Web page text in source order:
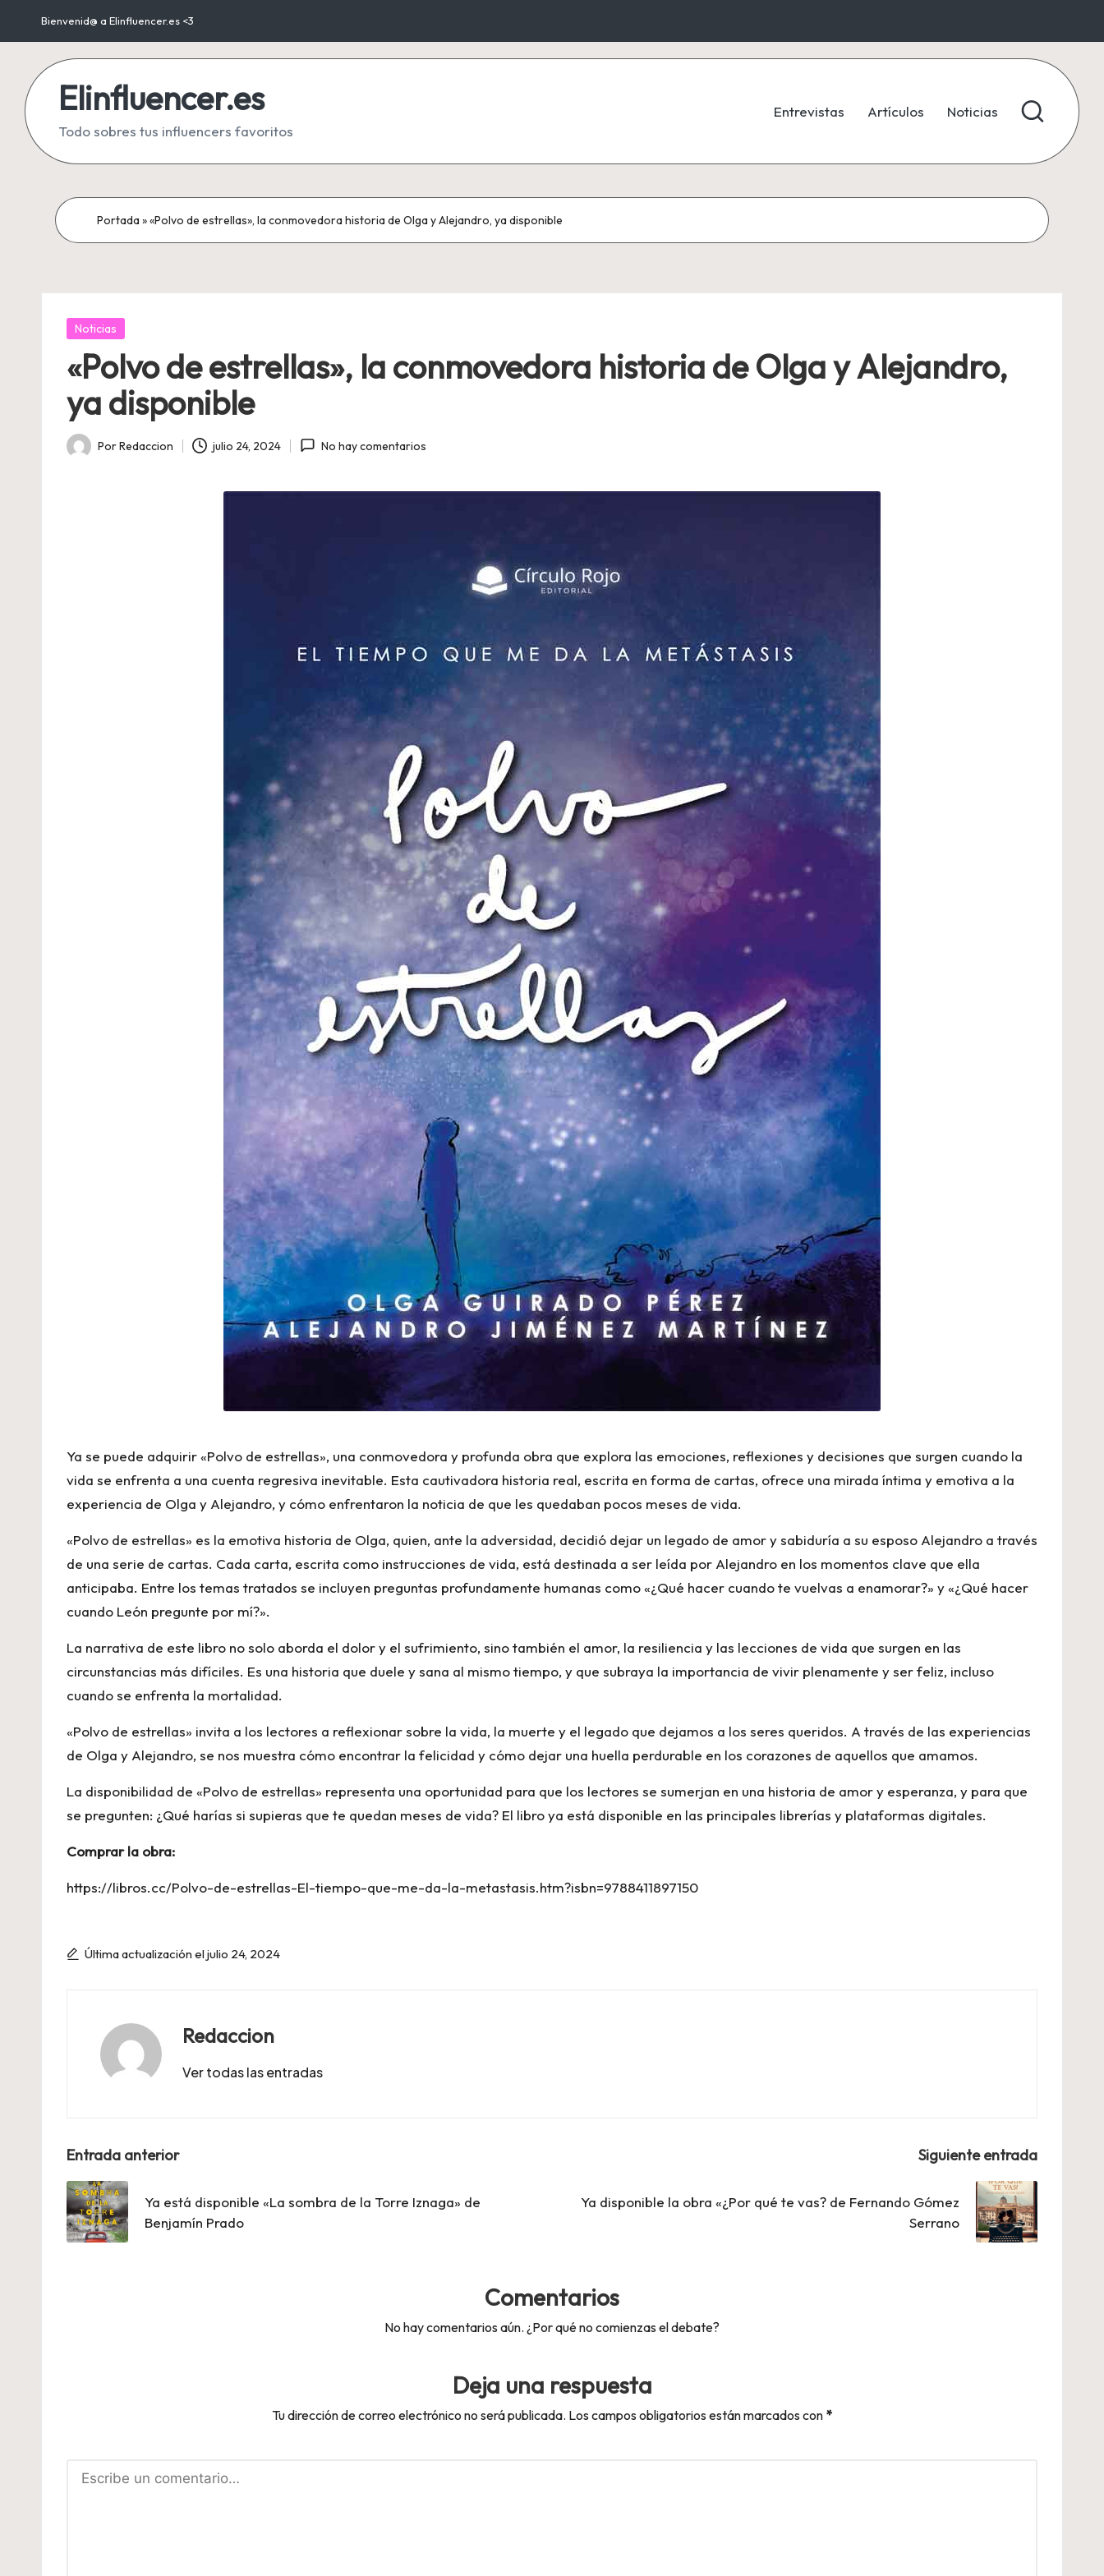
Saltar
contenido
Bienvenid@ a Elinfluencer.es <3
Elinfluencer.es
Todo sobres tus influencers favoritos
Entrevistas Artículos Noticias
Portada»«Polvo de estrellas», la conmovedora historia de Olga y Alejandro, ya disponible
Publicada
Noticias
«Polvo de estrellas», la conmovedora historia de Olga y Alejandro,
ya disponible
Publicado
PorRedaccion julio 24, 2024 No hay comentarios
Ya se puede adquirir «Polvo de estrellas», una conmovedora y profunda obra que explora las emociones, reflexiones y decisiones que surgen cuando la
vida se enfrenta a una cuenta regresiva inevitable. Esta cautivadora historia real, escrita en forma de cartas, ofrece una mirada íntima y emotiva a la
experiencia de Olga y Alejandro, y cómo enfrentaron la noticia de que les quedaban pocos meses de vida.
«Polvo de estrellas» es la emotiva historia de Olga, quien, ante la adversidad, decidió dejar un legado de amor y sabiduría a su esposo Alejandro a través
de una serie de cartas. Cada carta, escrita como instrucciones de vida, está destinada a ser leída por Alejandro en los momentos clave que ella
anticipaba. Entre los temas tratados se incluyen preguntas profundamente humanas como «¿Qué hacer cuando te vuelvas a enamorar?» y «¿Qué hacer
cuando León pregunte por mí?».
La narrativa de este libro no solo aborda el dolor y el sufrimiento, sino también el amor, la resiliencia y las lecciones de vida que surgen en las
circunstancias más difíciles. Es una historia que duele y sana al mismo tiempo, y que subraya la importancia de vivir plenamente y ser feliz, incluso
cuando se enfrenta la mortalidad.
«Polvo de estrellas» invita a los lectores a reflexionar sobre la vida, la muerte y el legado que dejamos a los seres queridos. A través de las experiencias
de Olga y Alejandro, se nos muestra cómo encontrar la felicidad y cómo dejar una huella perdurable en los corazones de aquellos que amamos.
La disponibilidad de «Polvo de estrellas» representa una oportunidad para que los lectores se sumerjan en una historia de amor y esperanza, y para que
se pregunten: ¿Qué harías si supieras que te quedan meses de vida? El libro ya está disponible en las principales librerías y plataformas digitales.
Comprar la obra:
https://libros.cc/Polvo-de-estrellas-El-tiempo-que-me-da-la-metastasis.htm?isbn=9788411897150
Última actualización el julio 24, 2024
Redaccion
Ver todas las entradas
Navegación
de
entradas
Entrada anterior
Ya está disponible «La sombra de la Torre Iznaga» de
Benjamín Prado
Siguiente entrada
Ya disponible la obra «¿Por qué te vas? de Fernando Gómez
Serrano
Comentarios
No hay comentarios aún. ¿Por qué no comienzas el debate?
Deja una respuesta
Tu dirección de correo electrónico no será publicada. Los campos obligatorios están marcados con *